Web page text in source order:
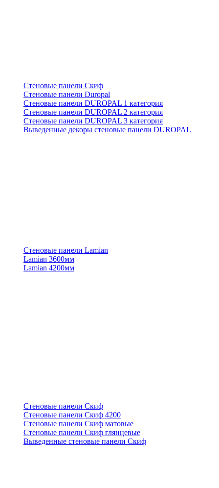
Стеновые панели Скиф
Стеновые панели Duropal
Стеновые панели DUROPAL 1 категория
Стеновые панели DUROPAL 2 категория
Стеновые панели DUROPAL 3 категория
Выведенные декоры стеновые панели DUROPAL
Стеновые панели Lamian
Lamian 3600мм
Lamian 4200мм
Стеновые панели Скиф
Стеновые панели Скиф 4200
Стеновые панели Скиф матовые
Стеновые панели Скиф глянцевые
Выведенные стеновые панели Скиф